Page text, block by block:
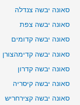
סאונה יבשה צנדלה
סאונה יבשה צפת
סאונה יבשה קדומים
סאונה יבשה קדימהצורן
סאונה יבשה קדרון
סאונה יבשה קיסריה
סאונה יבשה קצירחריש